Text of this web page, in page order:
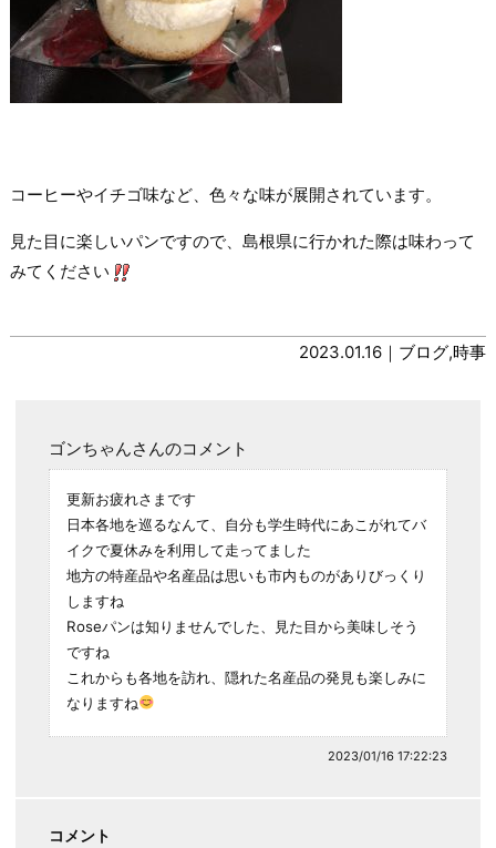
コーヒーやイチゴ味など、色々な味が展開されています。
見た目に楽しいパンですので、島根県に行かれた際は味わって
みてください
2023.01.16｜ ブログ,時事
ゴンちゃんさんのコメント
更新お疲れさまです
日本各地を巡るなんて、自分も学生時代にあこがれてバ
イクで夏休みを利用して走ってました
地方の特産品や名産品は思いも市内ものがありびっくり
しますね
Roseパンは知りませんでした、見た目から美味しそう
ですね
これからも各地を訪れ、隠れた名産品の発見も楽しみに
なりますね
2023/01/16 17:22:23
コメント